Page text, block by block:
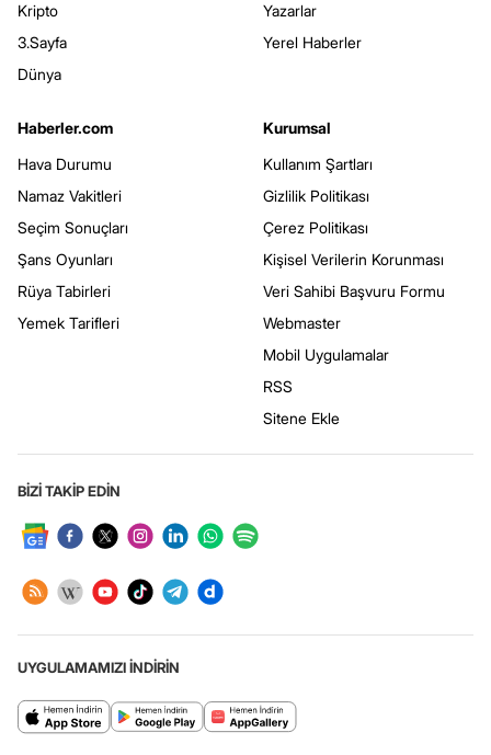
Kripto
3.Sayfa
Dünya
Yazarlar
Yerel Haberler
Haberler.com
Hava Durumu
Namaz Vakitleri
Seçim Sonuçları
Şans Oyunları
Rüya Tabirleri
Yemek Tarifleri
Kurumsal
Kullanım Şartları
Gizlilik Politikası
Çerez Politikası
Kişisel Verilerin Korunması
Veri Sahibi Başvuru Formu
Webmaster
Mobil Uygulamalar
RSS
Sitene Ekle
BİZİ TAKİP EDİN
UYGULAMAMIZI İNDİRİN